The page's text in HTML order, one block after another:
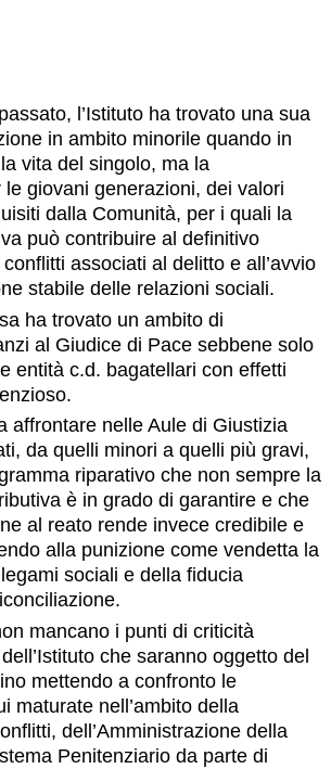
l’Istituto ha trovato una sua
in ambito minorile quando in
vita del singolo, ma la
giovani generazioni, dei valori
dalla Comunità, per i quali la
può contribuire al definitivo
associati al delitto e all’avvio
stabile delle relazioni sociali.
ha trovato un ambito di
al Giudice di Pace sebbene solo
entità c.d. bagatellari con effetti
affrontare nelle Aule di Giustizia
da quelli minori a quelli più gravi,
riparativo che non sempre la
è in grado di garantire e che
al reato rende invece credibile e
alla punizione come vendetta la
sociali e della fiducia
mancano i punti di criticità
che saranno oggetto del
mettendo a confronto le
maturate nell’ambito della
dell’Amministrazione della
Penitenziario da parte di